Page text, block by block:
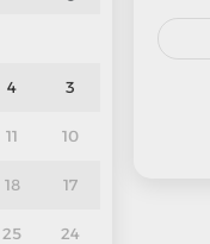
3
4
10
11
17
18
24
25